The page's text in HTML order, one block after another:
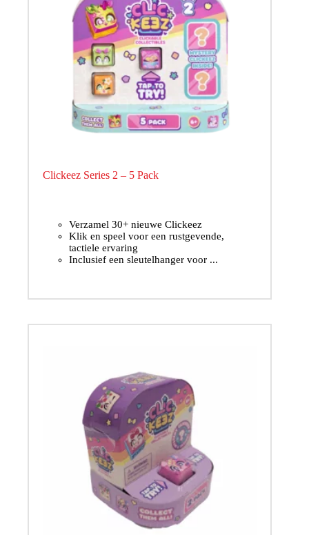
Clickeez Series 2 – 5 Pack
Verzamel 30+ nieuwe Clickeez
Klik en speel voor een rustgevende,
tactiele ervaring
Inclusief een sleutelhanger voor ...